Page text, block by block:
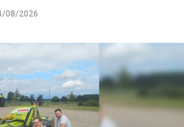
del monte, el agua y la
a los integrantes de Puente
sus orígenes conviven de
medio ambiente y hoy son los
de la selva misionera.
08/2026